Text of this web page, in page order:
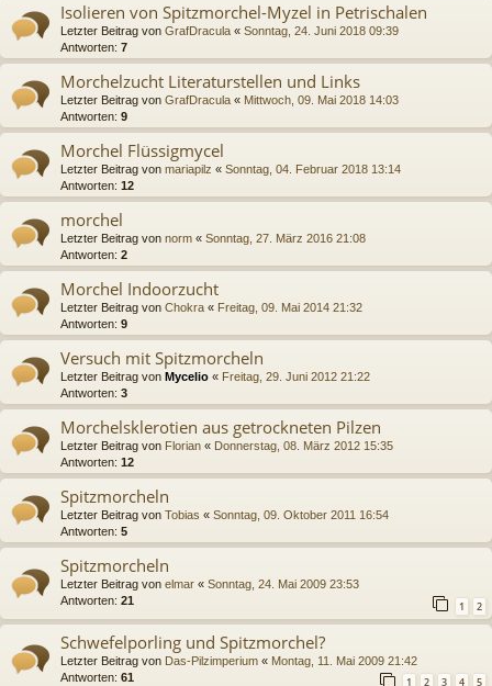
Isolieren von Spitzmorchel-Myzel in Petrischalen
Letzter Beitrag von GrafDracula « Sonntag, 24. Juni 2018 09:39
Antworten: 7
Morchelzucht Literaturstellen und Links
Letzter Beitrag von GrafDracula « Mittwoch, 09. Mai 2018 14:03
Antworten: 9
Morchel Flüssigmycel
Letzter Beitrag von mariapilz « Sonntag, 04. Februar 2018 13:14
Antworten: 12
morchel
Letzter Beitrag von norm « Sonntag, 27. März 2016 21:08
Antworten: 2
Morchel Indoorzucht
Letzter Beitrag von Chokra « Freitag, 09. Mai 2014 21:32
Antworten: 9
Versuch mit Spitzmorcheln
Letzter Beitrag von Mycelio « Freitag, 29. Juni 2012 21:22
Antworten: 3
Morchelsklerotien aus getrockneten Pilzen
Letzter Beitrag von Florian « Donnerstag, 08. März 2012 15:35
Antworten: 12
Spitzmorcheln
Letzter Beitrag von Tobias « Sonntag, 09. Oktober 2011 16:54
Antworten: 5
Spitzmorcheln
Letzter Beitrag von elmar « Sonntag, 24. Mai 2009 23:53
Antworten: 21 1 2
Schwefelporling und Spitzmorchel?
Letzter Beitrag von Das-Pilzimperium « Montag, 11. Mai 2009 21:42
Antworten: 61 1 2 3 4 5